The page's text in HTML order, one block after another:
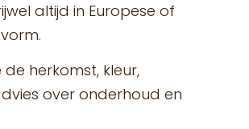
altijd in Europese of
herkomst, kleur,
over onderhoud en